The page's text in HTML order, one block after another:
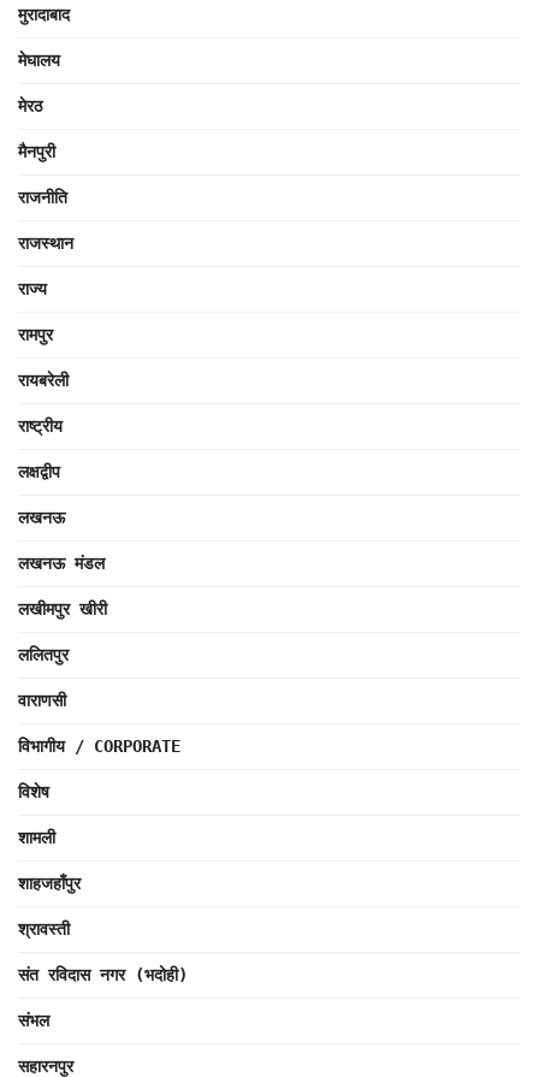
मुरादाबाद
मेघालय
मेरठ
मैनपुरी
राजनीति
राजस्थान
राज्य
रामपुर
रायबरेली
राष्ट्रीय
लक्षद्वीप
लखनऊ
लखनऊ मंडल
लखीमपुर खीरी
ललितपुर
वाराणसी
विभागीय / CORPORATE
विशेष
शामली
शाहजहाँपुर
श्रावस्ती
संत रविदास नगर (भदोही)
संभल
सहारनपुर